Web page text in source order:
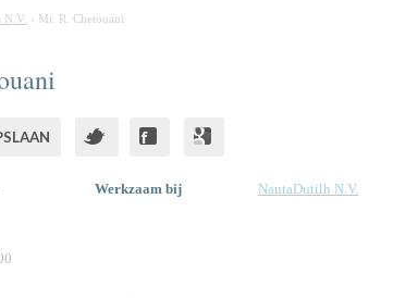
N.V. › Mr. R. Chetouani
Werkzaam bij NautaDutilh N.V.